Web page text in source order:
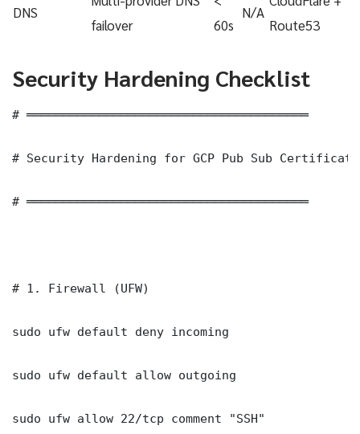
DNS
failover
60s
N/A
Route53
Security Hardening Checklist
# ═══════════════════════════════════════
# Security Hardening for GCP Pub Sub
# ═══════════════════════════════════════
# 1. Firewall (UFW)
sudo ufw default deny incoming
sudo ufw default allow outgoing
sudo ufw allow 22/tcp comment "SSH"